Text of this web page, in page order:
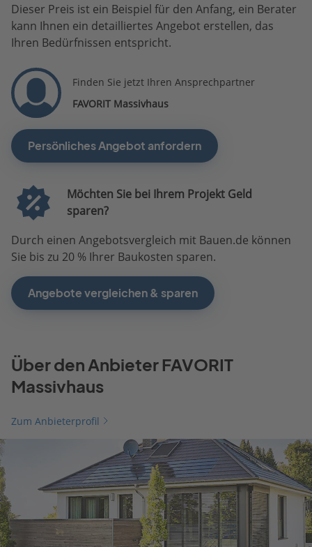
Dieser Preis ist ein Beispiel für den Anfang, ein Berater
kann Ihnen ein detailliertes Angebot erstellen, das
Ihren Bedürfnissen entspricht.
Finden Sie jetzt Ihren Ansprechpartner
FAVORIT Massivhaus
Persönliches Angebot anfordern
Möchten Sie bei Ihrem Projekt Geld
sparen?
Durch einen Angebotsvergleich mit Bauen.de können
Sie bis zu 20 % Ihrer Baukosten sparen.
Angebote vergleichen & sparen
Über den Anbieter FAVORIT
Massivhaus
Zum Anbieterprofil